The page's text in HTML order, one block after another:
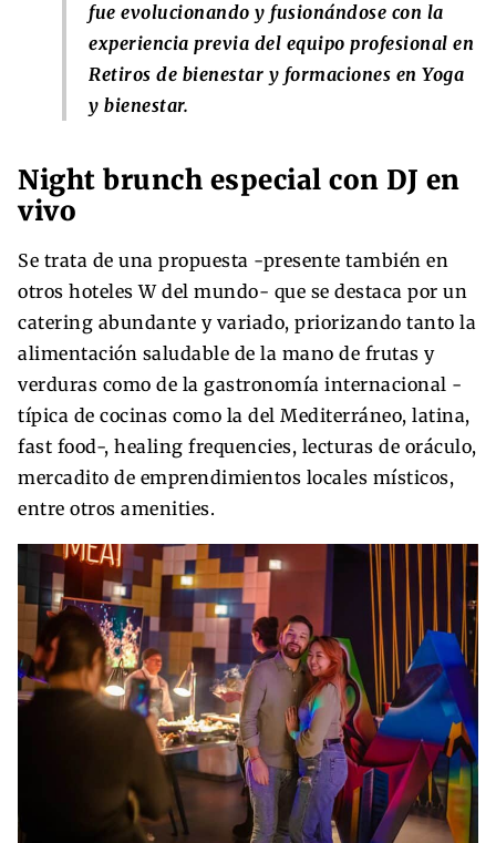
fue evolucionando y fusionándose con la
experiencia previa del equipo profesional en
Retiros de bienestar y formaciones en Yoga
y bienestar.
Night brunch especial con DJ en
vivo
Se trata de una propuesta -presente también en
otros hoteles W del mundo- que se destaca por un
catering abundante y variado, priorizando tanto la
alimentación saludable de la mano de frutas y
verduras como de la gastronomía internacional -
típica de cocinas como la del Mediterráneo, latina,
fast food-, healing frequencies, lecturas de oráculo,
mercadito de emprendimientos locales místicos,
entre otros amenities.